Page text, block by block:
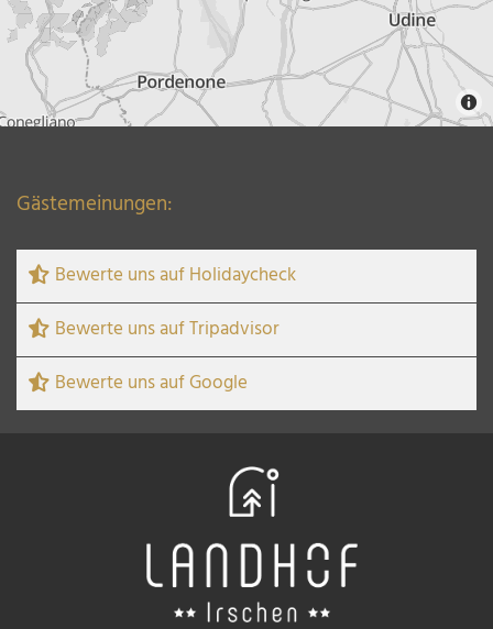
Gästemeinungen:
Bewerte uns auf Holidaycheck
Bewerte uns auf Tripadvisor
Bewerte uns auf Google